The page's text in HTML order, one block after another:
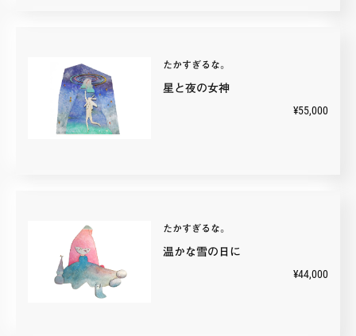
たかすぎるな。
星と夜の女神
¥55,000
たかすぎるな。
温かな雪の日に
¥44,000